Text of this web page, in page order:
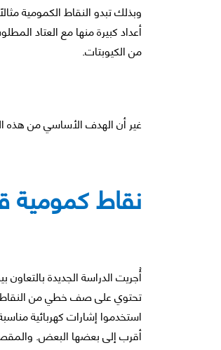
وبذلك تبدو النقاط الكمومية
أعداد كبيرة منها مع العتاد
من الكيوبتات.
غير أن الهدف الأساسي من هذه
نقاط كمومية
أُجريت الدراسة الجديدة
تحتوي على صف خطي من النقاط
استخدموا إشارات كهربائية
أقرب إلى بعضها البعض.